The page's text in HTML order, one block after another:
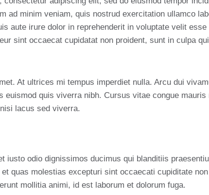
ad minim veniam, quis nostrud exercitation ullamco
aute irure dolor in reprehenderit in voluptate velit
sint occaecat cupidatat non proident, sunt in culpa
At ultrices mi tempus imperdiet nulla. Arcu dui
euismod quis viverra nibh. Cursus vitae congue mauris
lacus sed viverra.
iusto odio dignissimos ducimus qui blanditiis
quas molestias excepturi sint occaecati cupiditate
mollitia animi, id est laborum et dolorum fuga.